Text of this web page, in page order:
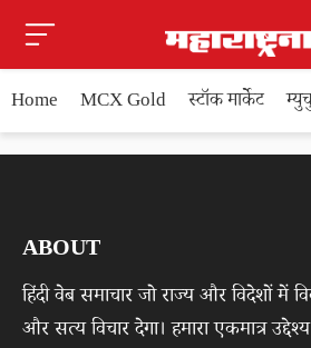
Home MCX Gold स्टॉक मार्केट
ABOUT
हिंदी वेब समाचार जो राज्य और विदेशों में
और सत्य विचार देगा। हमारा एकमात्र